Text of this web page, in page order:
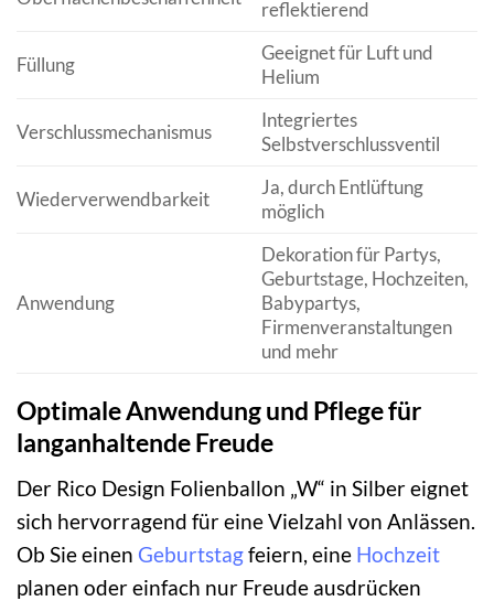
reflektierend
Füllung
Geeignet für Luft und
Helium
Verschlussmechanismus
Integriertes
Selbstverschlussventil
Wiederverwendbarkeit
Ja, durch Entlüftung
möglich
Anwendung
Dekoration für Partys,
Geburtstage, Hochzeiten,
Babypartys,
Firmenveranstaltungen
und mehr
Optimale Anwendung und Pflege für
langanhaltende Freude
Der Rico Design Folienballon „W“ in Silber eignet
sich hervorragend für eine Vielzahl von Anlässen.
Ob Sie einen Geburtstagfeiern, eine Hochzeit
planen oder einfach nur Freude ausdrücken